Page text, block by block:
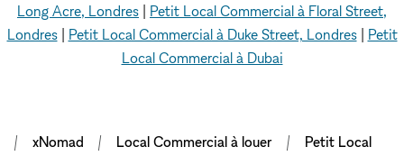
Long Acre, Londres | Petit Local Commercial à Floral Street,
Londres| Petit Local Commercial à Duke Street, Londres| Petit
Local Commercial à Dubai
xNomad Local Commercial à louer
Petit Local